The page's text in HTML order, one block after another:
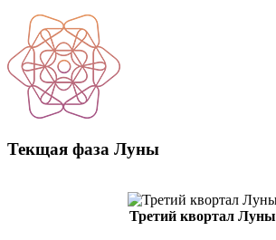
Текщая фаза Луны
Третий квортал Луны